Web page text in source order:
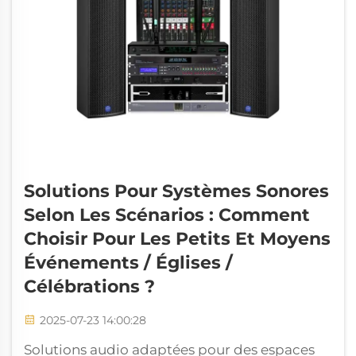
Solutions Pour Systèmes Sonores
Selon Les Scénarios : Comment
Choisir Pour Les Petits Et Moyens
Événements / Églises /
Célébrations ?
2025-07-23 14:00:28
Solutions audio adaptées pour des espaces